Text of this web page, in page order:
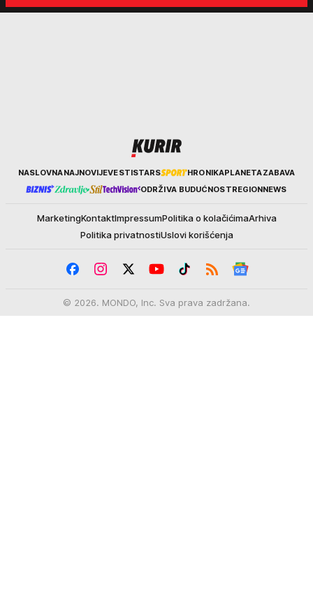
nekim ko nema para"
KurirNASLOVNANAJNOVIJEVESTISTARS HRONIKAPLANETAZABAVA
ODRŽIVA BUDUĆNOSTREGIONNEWS
MarketingKontaktImpressumPolitika o kolačićimaArhiva
Politika privatnostiUslovi korišćenja
© 2026. MONDO, Inc. Sva prava zadržana.